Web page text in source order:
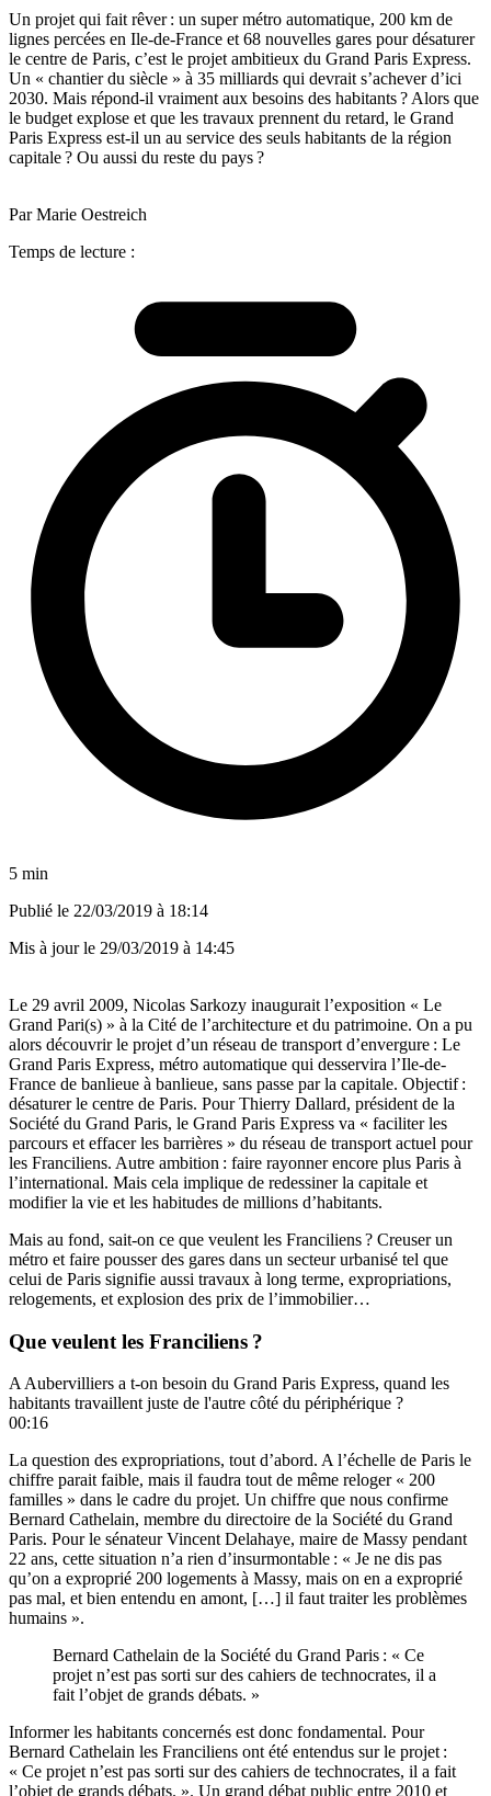
Un projet qui fait rêver : un super métro automatique, 200 km de
lignes percées en Ile-de-France et 68 nouvelles gares pour désaturer
le centre de Paris, c’est le projet ambitieux du Grand Paris Express.
Un « chantier du siècle » à 35 milliards qui devrait s’achever d’ici
2030. Mais répond-il vraiment aux besoins des habitants ? Alors que
le budget explose et que les travaux prennent du retard, le Grand
Paris Express est-il un au service des seuls habitants de la région
capitale ? Ou aussi du reste du pays ?
Par Marie Oestreich
Temps de lecture :
5 min
Publié le 22/03/2019 à 18:14
Mis à jour le 29/03/2019 à 14:45
Le 29 avril 2009, Nicolas Sarkozy inaugurait l’exposition « Le
Grand Pari(s) » à la Cité de l’architecture et du patrimoine. On a pu
alors découvrir le projet d’un réseau de transport d’envergure : Le
Grand Paris Express, métro automatique qui desservira l’Ile-de-
France de banlieue à banlieue, sans passe par la capitale. Objectif :
désaturer le centre de Paris. Pour Thierry Dallard, président de la
Société du Grand Paris, le Grand Paris Express va « faciliter les
parcours et effacer les barrières » du réseau de transport actuel pour
les Franciliens. Autre ambition : faire rayonner encore plus Paris à
l’international. Mais cela implique de redessiner la capitale et
modifier la vie et les habitudes de millions d’habitants.
Mais au fond, sait-on ce que veulent les Franciliens ? Creuser un
métro et faire pousser des gares dans un secteur urbanisé tel que
celui de Paris signifie aussi travaux à long terme, expropriations,
relogements, et explosion des prix de l’immobilier…
Que veulent les Franciliens ?
A Aubervilliers a t-on besoin du Grand Paris Express, quand les
habitants travaillent juste de l'autre côté du périphérique ?
00:16
La question des expropriations, tout d’abord. A l’échelle de Paris le
chiffre parait faible, mais il faudra tout de même reloger « 200
familles » dans le cadre du projet. Un chiffre que nous confirme
Bernard Cathelain, membre du directoire de la Société du Grand
Paris. Pour le sénateur Vincent Delahaye, maire de Massy pendant
22 ans, cette situation n’a rien d’insurmontable : « Je ne dis pas
qu’on a exproprié 200 logements à Massy, mais on en a exproprié
pas mal, et bien entendu en amont, […] il faut traiter les problèmes
humains ».
Bernard Cathelain de la Société du Grand Paris : « Ce
projet n’est pas sorti sur des cahiers de technocrates, il a
fait l’objet de grands débats. »
Informer les habitants concernés est donc fondamental. Pour
Bernard Cathelain les Franciliens ont été entendus sur le projet :
« Ce projet n’est pas sorti sur des cahiers de technocrates, il a fait
l’objet de grands débats. ». Un grand débat public entre 2010 et